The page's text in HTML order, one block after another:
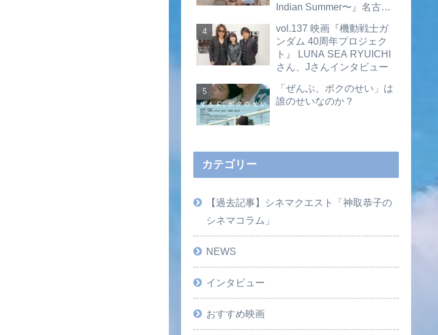
Indian Summer〜』名古屋
画あり）
vol.137 映画『機動戦士ガ
ンダム 40周年プロジェク
ト』 LUNA SEA RYUICHI
さん、Jさんインタビュー
「ぜんぶ、ボクのせい」は
誰のせいなのか？
カテゴリー
【過去記事】シネマクエスト「神取恭子の
シネマコラム」
NEWS
インタビュー
おすすめ映画